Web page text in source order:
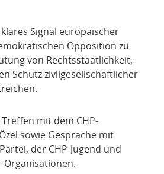
Signal europäischer
Opposition zu
von Rechtsstaatlichkeit,
Schutz zivilgesellschaftlicher
mit dem CHP-
sowie Gespräche mit
der CHP-Jugend und
Organisationen.